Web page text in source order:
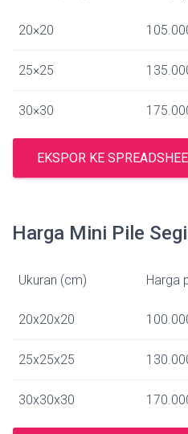
20×20
25×25
30×30
EKSPOR KE
Harga Mini Pile
Ukuran (cm) Harga
20x20x20
25x25x25
30x30x30